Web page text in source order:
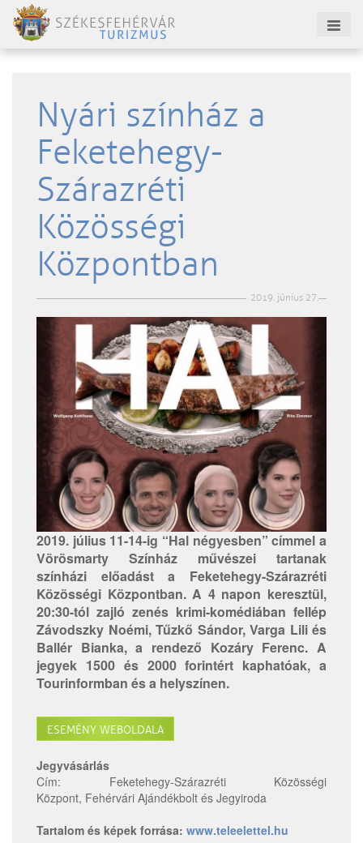
Nyári színház a
Feketehegy-
Szárazréti
Közösségi
Központban
2019. június 27.
2019. július 11-14-ig “Hal négyesben” címmel a
Vörösmarty Színház művészei tartanak
színházi előadást a Feketehegy-Szárazréti
Közösségi Központban. A 4 napon keresztül,
20:30-tól zajló zenés krimi-komédiában fellép
Závodszky Noémi, Tűzkő Sándor, Varga Lili és
Ballér Bianka, a rendező Kozáry Ferenc. A
jegyek 1500 és 2000 forintért kaphatóak, a
Tourinformban és a helyszínen.
ESEMÉNY WEBOLDALA
Jegyvásárlás
Cím: Feketehegy-Szárazréti Közösségi
Központ, Fehérvári Ajándékbolt és Jegyiroda
Tartalom és képek forrása: www.teleelettel.hu